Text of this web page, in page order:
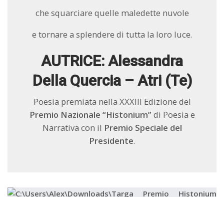
che squarciare quelle maledette nuvole
e tornare a splendere di tutta la loro luce.
AUTRICE: Alessandra
Della Quercia – Atri (Te)
Poesia premiata nella XXXIII Edizione del
Premio Nazionale “Histonium”di Poesia e
Narrativa con il Premio Speciale del
Presidente.